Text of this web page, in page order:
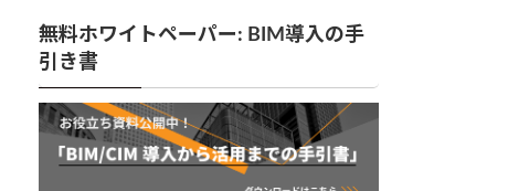
無料ホワイトペーパー: BIM導入の手
引き書